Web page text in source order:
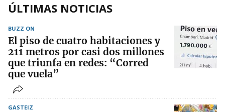
ÚLTIMAS NOTICIAS
BUZZ ON
El piso de cuatro habitaciones y
211 metros por casi dos millones
que triunfa en redes: “Corred
que vuela”
GASTEIZ